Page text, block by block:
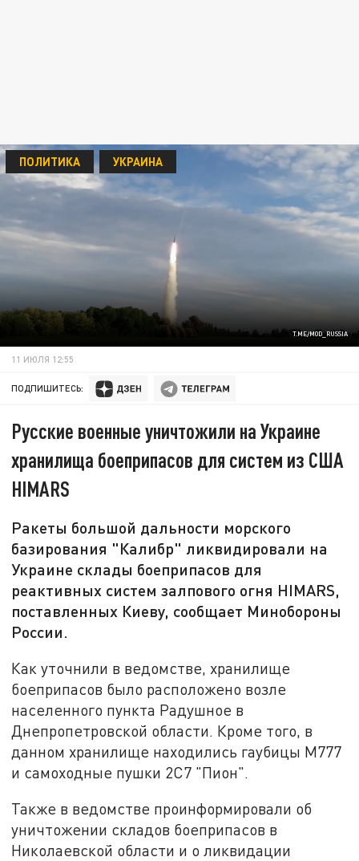
T.ME/MOD_RUSSIA
ПОЛИТИКА УКРАИНА
11 ИЮЛЯ 12:55
ПОДПИШИТЕСЬ:
Русские военные уничтожили на Украине
хранилища боеприпасов для систем из США
HIMARS
Ракеты большой дальности морского
базирования "Калибр" ликвидировали на
Украине склады боеприпасов для
реактивных систем залпового огня HIMARS,
поставленных Киеву, сообщает Минобороны
России.
Как уточнили в ведомстве, хранилище
боеприпасов было расположено возле
населенного пункта Радушное в
Днепропетровской области. Кроме того, в
данном хранилище находились гаубицы М777
и самоходные пушки 2С7 "Пион".
Также в ведомстве проинформировали об
уничтожении складов боеприпасов в
Николаевской области и о ликвидации